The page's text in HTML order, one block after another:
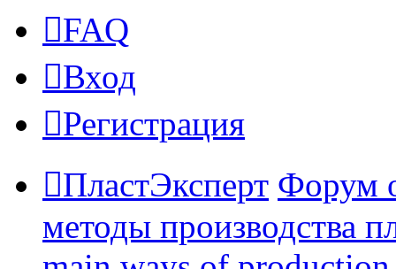
FAQ
Вход
Регистрация
ПластЭксперт Форум
методы производства